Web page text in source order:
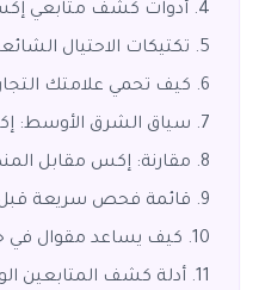
أدوات كشف متابعي
تكتيكات الاحتيال
كيف تحمي علامتك
سياق الشرق الأوسط:
مقارنة: إكس مقابل
قائمة فحص سريعة قبل
كيف يساعد مقوال في
أدلة كشف المتابعين